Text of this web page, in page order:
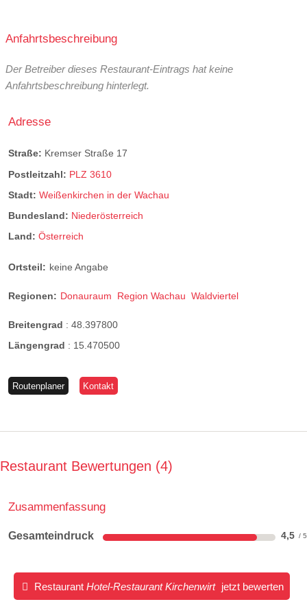
Anfahrtsbeschreibung
Der Betreiber dieses Restaurant-Eintrags hat keine
Anfahrtsbeschreibung hinterlegt.
Adresse
Straße: Kremser Straße 17
Postleitzahl: PLZ 3610
Stadt: Weißenkirchen in der Wachau
Bundesland: Niederösterreich
Land: Österreich
Ortsteil: keine Angabe
Regionen: Donauraum Region Wachau Waldviertel
Breitengrad : 48.397800
Längengrad : 15.470500
Routenplaner Kontakt
Restaurant Bewertungen 4
Zusammenfassung
Gesamteindruck 4,5
Restaurant Hotel-Restaurant Kirchenwirt jetzt bewerten